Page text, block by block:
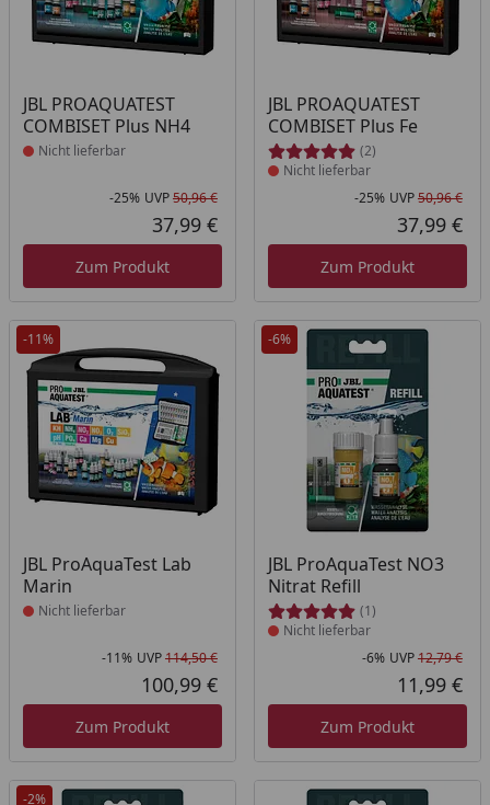
JBL PROAQUATEST
COMBISET Plus NH4
Produkt nicht lieferbar
Nicht lieferbar
Rabatt in Prozent
-25%
Ursprünglicher Preis
UVP50,96 €
Aktueller Preis
37,99 €
Zum Produkt
JBL PROAQUATEST
COMBISET Plus Fe
(2)
Produkt nicht lieferbar
Nicht lieferbar
-25% UVP50,96 €
37,99 €
Zum Produkt
-11%
JBL ProAquaTest Lab
Marin
Produkt nicht lieferbar
Nicht lieferbar
Rabatt in Prozent
-11%
Ursprünglicher Preis
UVP114,50 €
Aktueller Preis
100,99 €
Zum Produkt
-6%
JBL ProAquaTest NO3
Nitrat Refill
(1)
Produkt nicht lieferbar
Nicht lieferbar
-6% UVP12,79 €
11,99 €
Zum Produkt
-2%